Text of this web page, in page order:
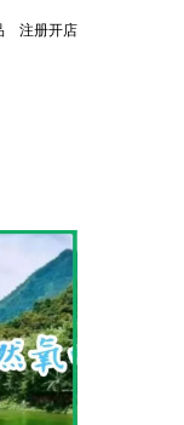
注册开店
07-07